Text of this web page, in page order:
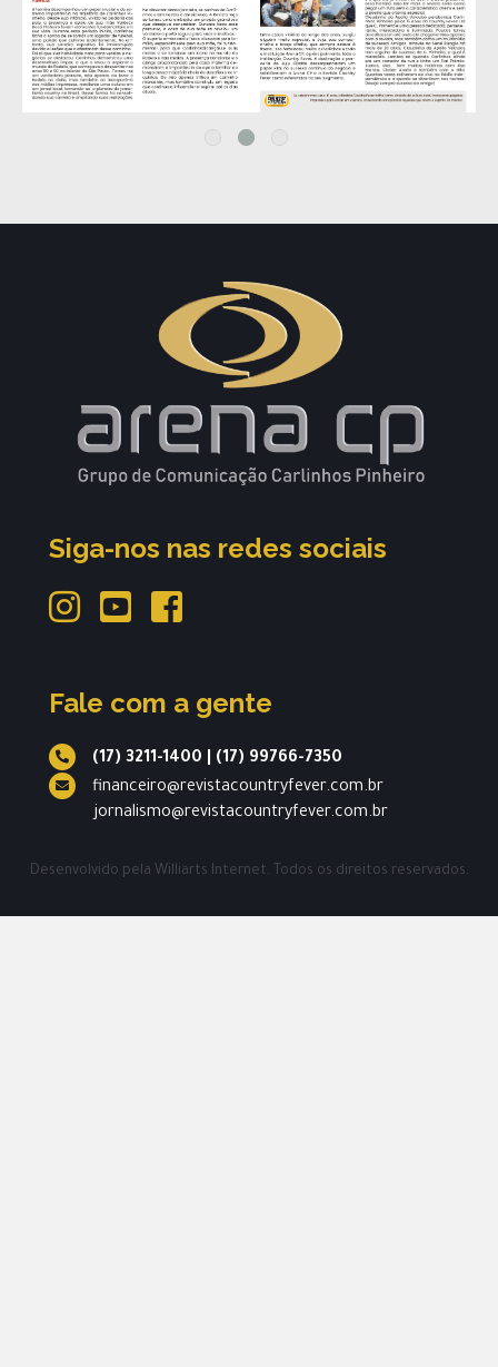
Siga-nos nas redes sociais
Fale com a gente
(17) 3211-1400
(17) 99766-7350
financeiro@revistacountryfever.com.br
jornalismo@revistacountryfever.com.br
Desenvolvido pela Williarts Internet. Todos os direitos reservados.